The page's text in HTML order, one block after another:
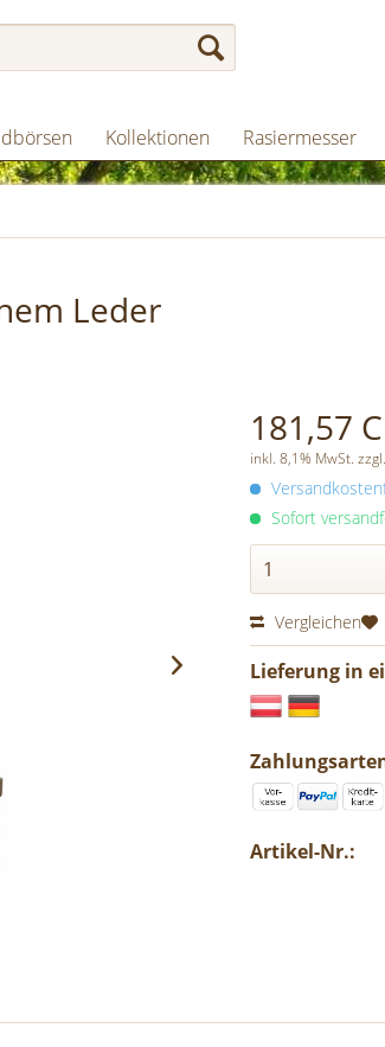
Kollektionen Rasiermesser
Leder
181,57
inkl. 8,1% MwSt.
Sofort
Vergleichen
Lieferung in
Artikel-Nr.: